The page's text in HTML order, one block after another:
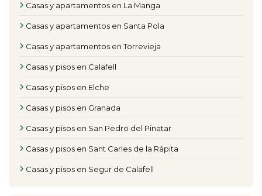
Casas y apartamentos en La Manga
Casas y apartamentos en Santa Pola
Casas y apartamentos en Torrevieja
Casas y pisos en Calafell
Casas y pisos en Elche
Casas y pisos en Granada
Casas y pisos en San Pedro del Pinatar
Casas y pisos en Sant Carles de la Rápita
Casas y pisos en Segur de Calafell